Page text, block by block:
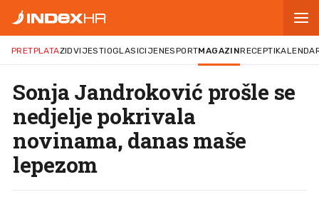
PRETPLATAZIDVIJESTIOGLASICIJENESPORTMAGAZINRECEPTI
Sonja Jandroković prošle se
nedjelje pokrivala
novinama, danas maše
lepezom